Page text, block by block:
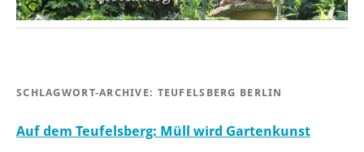
SCHLAGWORT-ARCHIVE: TEUFELSBERG BERLIN
Auf dem Teufelsberg: Müll wird Gartenkunst